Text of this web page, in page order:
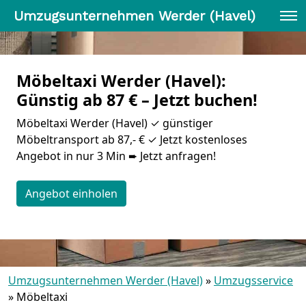
Umzugsunternehmen Werder (Havel)
Möbeltaxi Werder (Havel):
Günstig ab 87 € – Jetzt buchen!
Möbeltaxi Werder (Havel) ✓ günstiger
Möbeltransport ab 87,- € ✓ Jetzt kostenloses
Angebot in nur 3 Min ➨ Jetzt anfragen!
Angebot einholen
Umzugsunternehmen Werder (Havel)» Umzugsservice
» Möbeltaxi